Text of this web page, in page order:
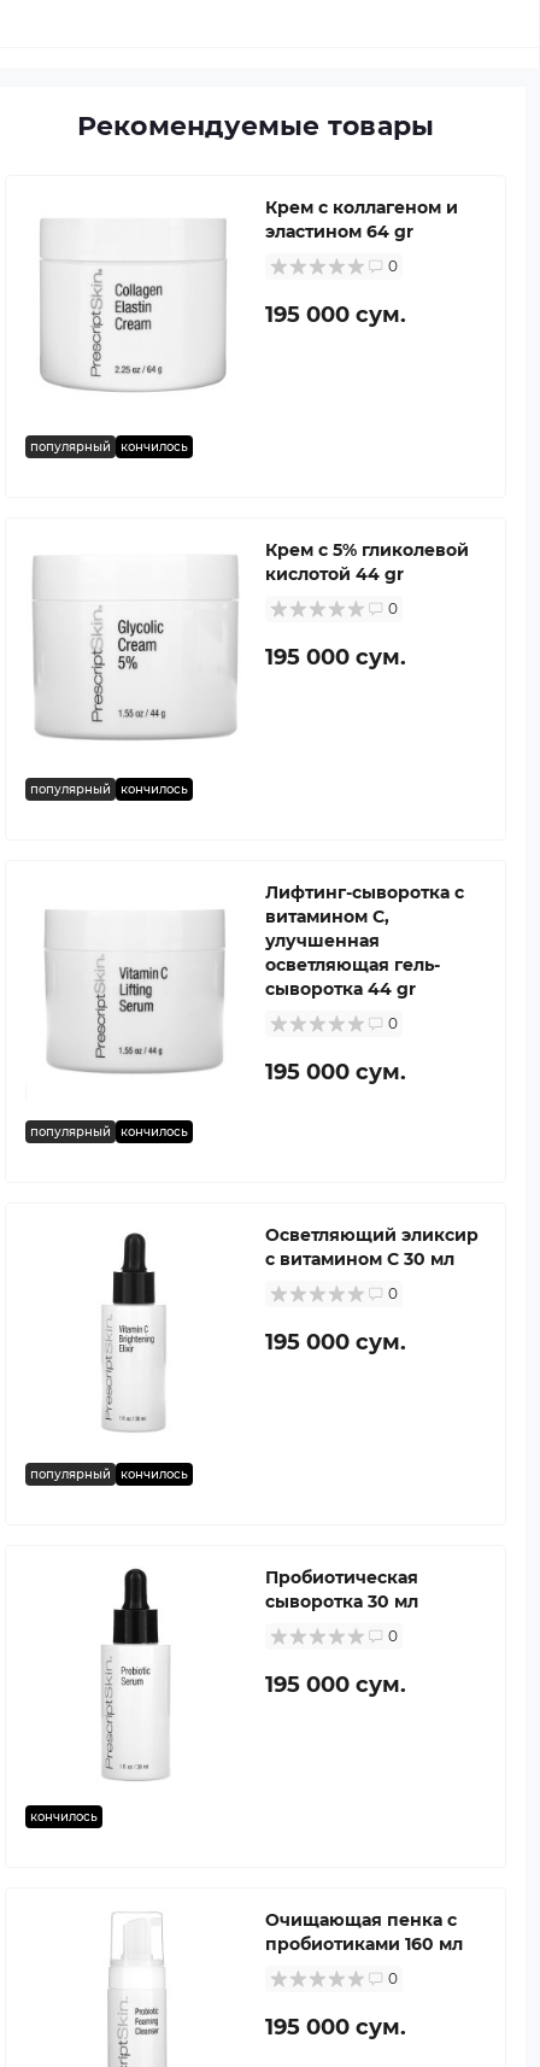
Рекомендуемые товары
популярный кончилось
Крем с коллагеном и
эластином 64 gr
0
195 000 сум.
популярный кончилось
Крем с 5% гликолевой
кислотой 44 gr
0
195 000 сум.
популярный кончилось
Лифтинг-сыворотка с
витамином С,
улучшенная
осветляющая гель-
сыворотка 44 gr
0
195 000 сум.
популярный кончилось
Осветляющий эликсир
с витамином C 30 мл
0
195 000 сум.
кончилось
Пробиотическая
сыворотка 30 мл
0
195 000 сум.
Очищающая пенка с
пробиотиками 160 мл
0
195 000 сум.